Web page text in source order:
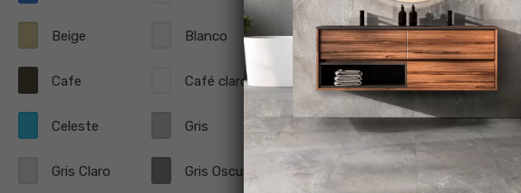
Beige Blanco
Cafe Café claro
Celeste Gris
Gris Claro Gris Oscuro
30 x 60